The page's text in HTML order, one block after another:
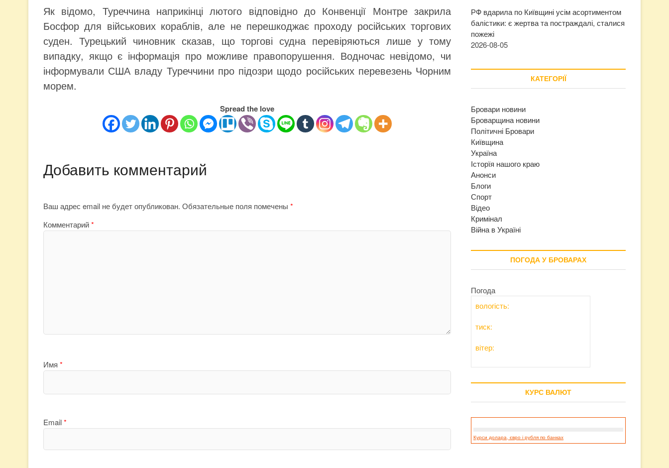
Як відомо, Туреччина наприкінці лютого відповідно до Конвенції Монтре закрила
Босфор для військових кораблів, але не перешкоджає проходу російських торгових
суден. Турецький чиновник сказав, що торгові судна перевіряються лише у тому
випадку, якщо є інформація про можливе правопорушення. Водночас невідомо, чи
інформували США владу Туреччини про підозри щодо російських перевезень Чорним
морем.
Spread the love
Добавить комментарий
Ваш адрес email не будет опубликован. Обязательные поля помечены *
Комментарий*
Имя *
Email*
РФ вдарила по Київщині усім асортиментом
балістики: є жертва та постраждалі, сталися
пожежі
2026-08-05
КАТЕГОРІЇ
Бровари новини
Броварщина новини
Політичні Бровари
Київщина
Україна
Історїя нашого краю
Анонси
Блоги
Спорт
Відео
Кримінал
Війна в Україні
ПОГОДА У БРОВАРАХ
Погода
вологість:
тиск:
вітер:
КУРС ВАЛЮТ
Курси долара, євро і рубля по банках